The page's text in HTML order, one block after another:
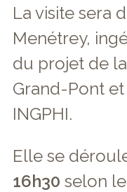
La visite sera
Menétrey,
du projet de
Grand-Pont
INGPHI.
Elle se
16h30 selon